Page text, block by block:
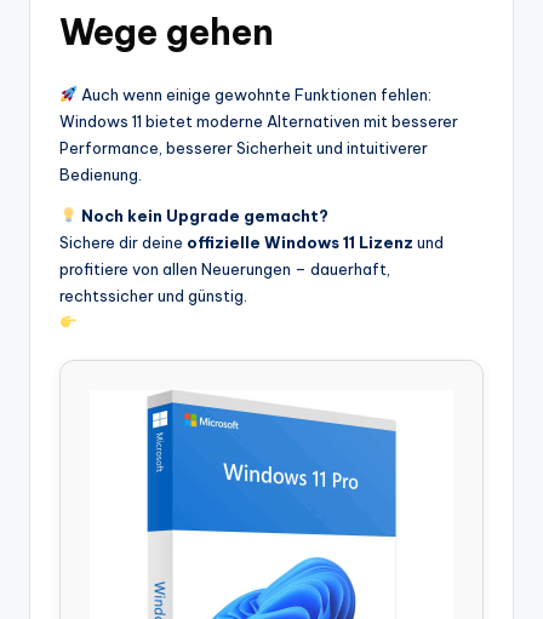
Wege gehen
Auch wenn einige gewohnte Funktionen fehlen:
Windows 11 bietet moderne Alternativen mit besserer
Performance, besserer Sicherheit und intuitiverer
Bedienung.
Noch kein Upgrade gemacht?
Sichere dir deine offizielle Windows 11 Lizenz und
profitiere von allen Neuerungen – dauerhaft,
rechtssicher und günstig.